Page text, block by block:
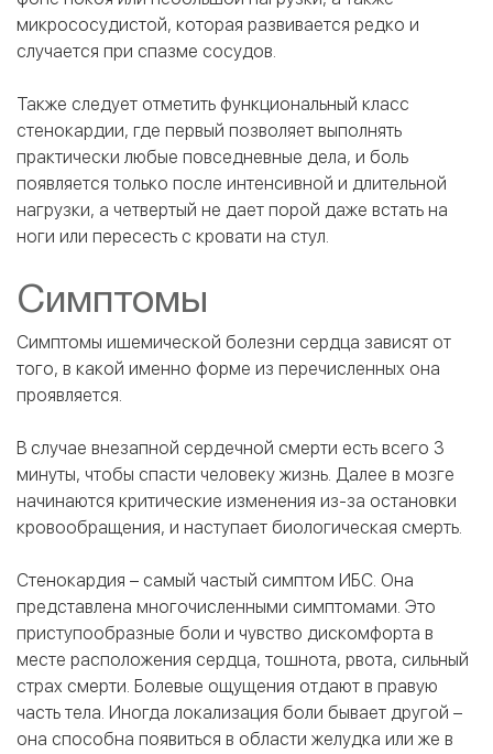
микрососудистой, которая развивается редко и
случается при спазме сосудов.
Также следует отметить функциональный класс
стенокардии, где первый позволяет выполнять
практически любые повседневные дела, и боль
появляется только после интенсивной и длительной
нагрузки, а четвертый не дает порой даже встать на
ноги или пересесть с кровати на стул.
Симптомы
Симптомы ишемической болезни сердца зависят от
того, в какой именно форме из перечисленных она
проявляется.
В случае внезапной сердечной смерти есть всего 3
минуты, чтобы спасти человеку жизнь. Далее в мозге
начинаются критические изменения из-за остановки
кровообращения, и наступает биологическая смерть.
Стенокардия – самый частый симптом ИБС. Она
представлена многочисленными симптомами. Это
приступообразные боли и чувство дискомфорта в
месте расположения сердца, тошнота, рвота, сильный
страх смерти. Болевые ощущения отдают в правую
часть тела. Иногда локализация боли бывает другой –
она способна появиться в области желудка или же в